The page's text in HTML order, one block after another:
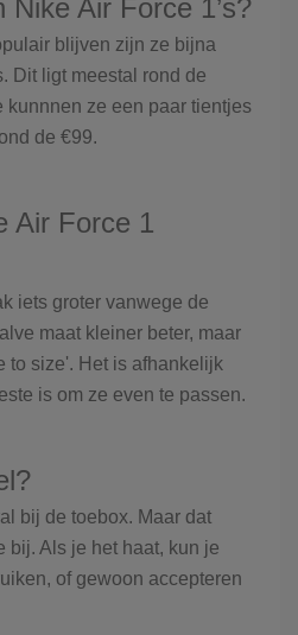
Nike Air Force 1’s?
blijven zijn ze bijna
Dit ligt meestal rond de
kunnnen ze een paar tientjes
de €99.
Air Force 1
iets groter vanwege de
maat kleiner beter, maar
to size'. Het is afhankelijk
is om ze even te passen.
bij de toebox. Maar dat
bij. Als je het haat, kun je
of gewoon accepteren